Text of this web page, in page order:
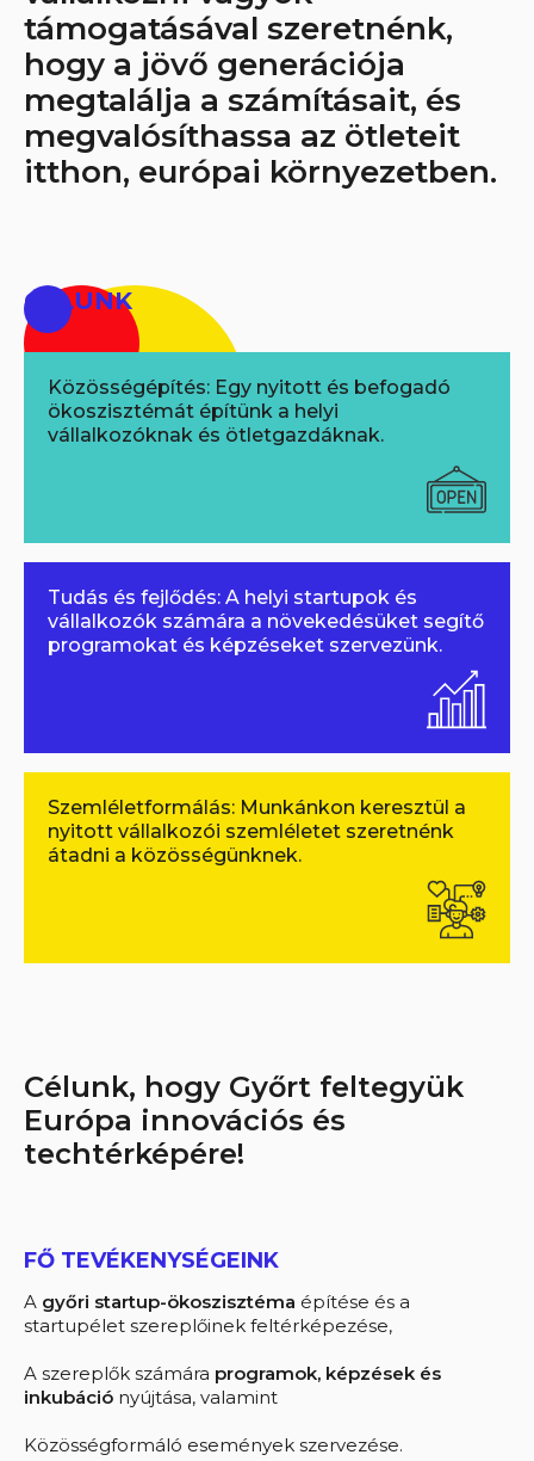
támogatásával szeretnénk,
hogy a jövő generációja
megtalálja a számításait, és
megvalósíthassa az ötleteit
itthon, európai környezetben.
CÉLUNK
Közösségépítés: Egy nyitott és befogadó
ökoszisztémát építünk a helyi
vállalkozóknak és ötletgazdáknak.
Tudás és fejlődés: A helyi startupok és
vállalkozók számára a növekedésüket segítő
programokat és képzéseket szervezünk.
Szemléletformálás: Munkánkon keresztül a
nyitott vállalkozói szemléletet szeretnénk
átadni a közösségünknek.
Célunk, hogy Győrt feltegyük
Európa innovációs és
techtérképére!
FŐ TEVÉKENYSÉGEINK
A győri startup-ökoszisztéma építése és a
startupélet szereplőinek feltérképezése,
A szereplők számára programok, képzések és
inkubáció nyújtása, valamint
Közösségformáló események szervezése.